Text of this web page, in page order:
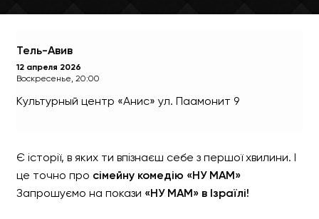
Тель-Авив
12 апреля 2026
Воскресенье, 20:00
Культурный центр «Анис» ул. Паамонит 9
Є історії, в яких ти впізнаєш себе з першої хвилини. І
це точно про сімейну комедію «НУ МАМ»
Запрошуємо на покази «НУ МАМ» в Ізраїлі!